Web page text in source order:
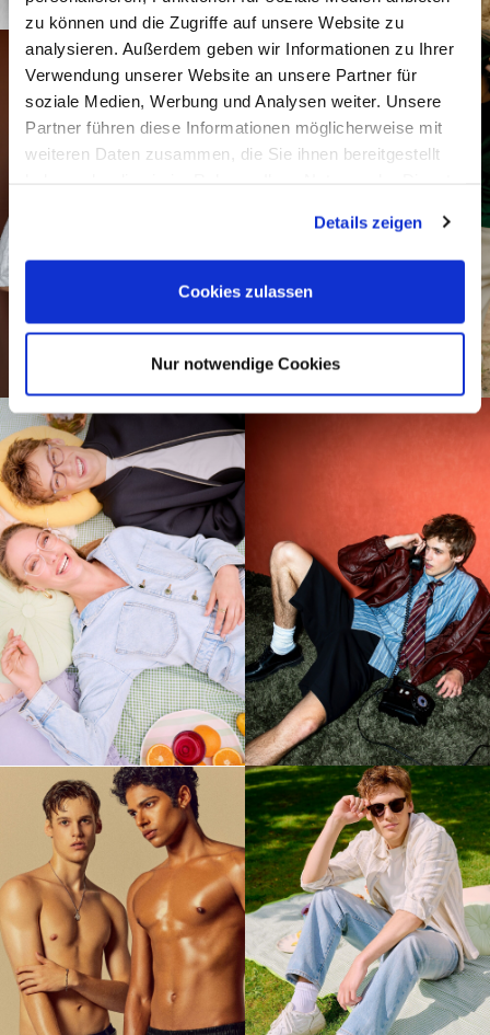
zu können und die Zugriffe auf unsere Website zu
analysieren. Außerdem geben wir Informationen zu Ihrer
Verwendung unserer Website an unsere Partner für
soziale Medien, Werbung und Analysen weiter. Unsere
Partner führen diese Informationen möglicherweise mit
weiteren Daten zusammen, die Sie ihnen bereitgestellt
Details zeigen
Cookies zulassen
Nur notwendige Cookies